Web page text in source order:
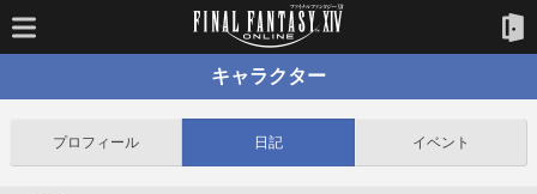
キャラクター
プロフィール 日記 イベント